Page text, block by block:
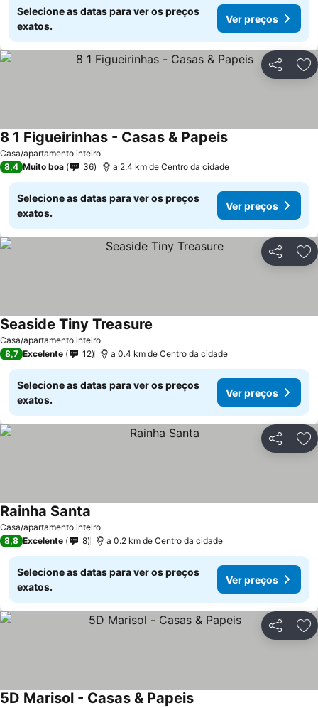
Selecione as datas para ver os preços
exatos.
Ver preços
Partilhar
Casa/apartamento inteiro
8 1 Figueirinhas - Casas & Papeis
8,4 Muito boa 36 a 2.4 km de Centro da cidade
Selecione as datas para ver os preços
exatos.
Ver preços
Partilhar
Casa/apartamento inteiro
Seaside Tiny Treasure
8,7 Excelente 12 a 0.4 km de Centro da cidade
Selecione as datas para ver os preços
exatos.
Ver preços
Partilhar
Casa/apartamento inteiro
Rainha Santa
8,8 Excelente 8 a 0.2 km de Centro da cidade
Selecione as datas para ver os preços
exatos.
Ver preços
Partilhar
5D Marisol - Casas & Papeis